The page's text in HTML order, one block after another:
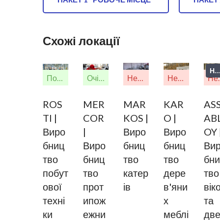
Схожі локації
ROS
TI |
Виро
бниц
тво
побут
ової
техні
ки
MER
COR
|
Виро
бниц
тво
прот
ипож
ежни
MAR
KOS |
Виро
бниц
тво
катер
ів
KAR
O |
Виро
бниц
тво
дере
в'яни
х
меблі
Новинка
ABL
OY
тво
та